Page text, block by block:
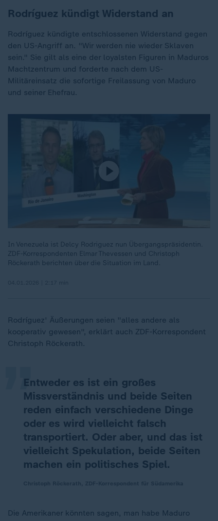
Rodríguez kündigt Widerstand an
Rodríguez kündigte entschlossenen Widerstand gegen
den US-Angriff an. "Wir werden nie wieder Sklaven
sein." Sie gilt als eine der loyalsten Figuren in Maduros
Machtzentrum und forderte nach dem US-
Militäreinsatz die sofortige Freilassung von Maduro
und seiner Ehefrau.
In Venezuela ist Delcy Rodriguez nun Übergangspräsidentin.
ZDF-Korrespondenten Elmar Thevessen und Christoph
Röckerath berichten über die Situation im Land.
Rodríguez' Äußerungen seien "alles andere als
kooperativ gewesen", erklärt auch ZDF-Korrespondent
Christoph Röckerath.
Entweder es ist ein großes
Missverständnis und beide Seiten
reden einfach verschiedene Dinge
oder es wird vielleicht falsch
transportiert. Oder aber, und das ist
vielleicht Spekulation, beide Seiten
machen ein politisches Spiel.
„
Die Amerikaner könnten sagen, man habe Maduro